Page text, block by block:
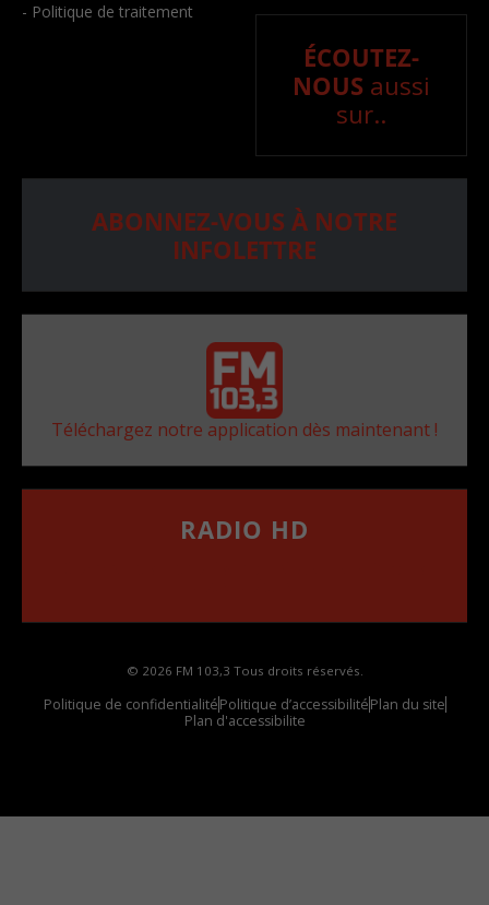
- Politique de traitement
ÉCOUTEZ-
NOUS aussi
sur..
ABONNEZ-VOUS À NOTRE
INFOLETTRE
Téléchargez notre application dès maintenant !
RADIO HD
© 2026 FM 103,3 Tous droits réservés.
Politique de confidentialitéPolitique d’accessibilitéPlan du site
Plan d'accessibilite